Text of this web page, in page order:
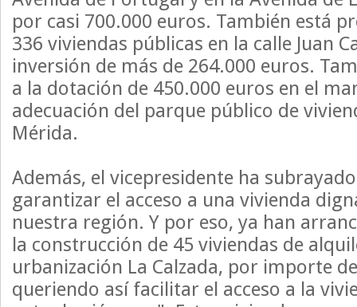
por casi 700.000 euros. También está
336 viviendas públicas en la calle Juan
inversión de más de 264.000 euros.
a la dotación de 450.000 euros en el
adecuación del parque público de
Mérida.
Además, el vicepresidente ha
garantizar el acceso a una vivienda
nuestra región. Y por eso, ya han
la construcción de 45 viviendas de
urbanización La Calzada, por importe
queriendo así facilitar el acceso a la